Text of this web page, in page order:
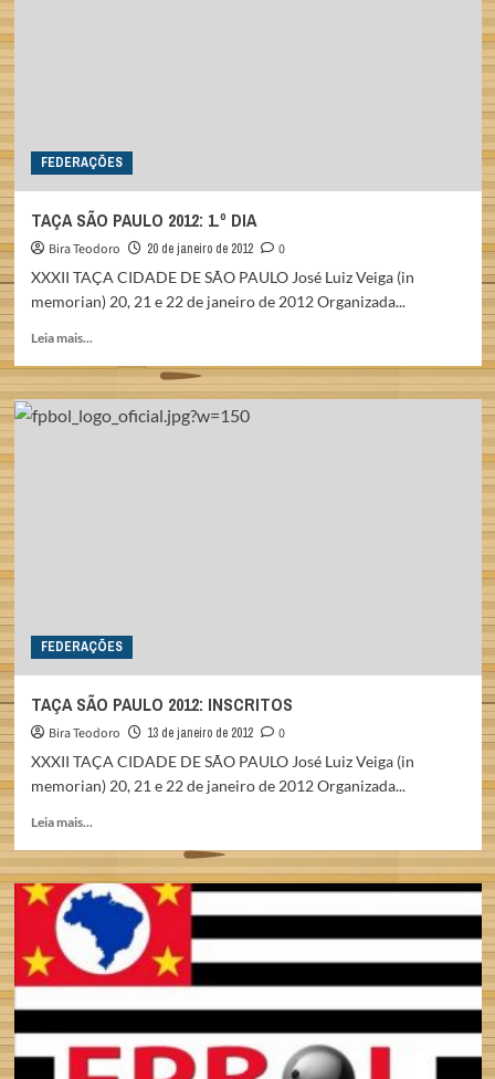
FEDERAÇÕES
TAÇA SÃO PAULO 2012: 1.º DIA
Bira Teodoro 20 de janeiro de 2012
0
XXXII TAÇA CIDADE DE SÃO PAULO José Luiz Veiga (in
memorian) 20, 21 e 22 de janeiro de 2012 Organizada...
Leia mais...
about
TAÇA
SÃO
FEDERAÇÕES
TAÇA SÃO PAULO 2012: INSCRITOS
Bira Teodoro 13 de janeiro de 2012
0
XXXII TAÇA CIDADE DE SÃO PAULO José Luiz Veiga (in
memorian) 20, 21 e 22 de janeiro de 2012 Organizada...
Leia mais...
about
TAÇA
SÃO
PAULO
2012:
INSCRITOS